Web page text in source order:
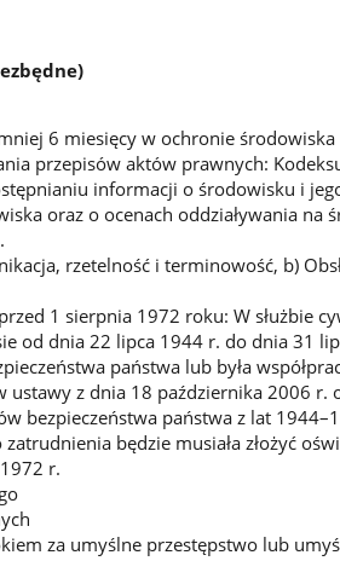
6 miesięcy w ochronie środowiska
przepisów aktów prawnych:
informacji o środowisku i
oraz o ocenach oddziaływania na
rzetelność i terminowość, b)
1 sierpnia 1972 roku: W służbie
od dnia 22 lipca 1944 r. do dnia 31
państwa lub była
z dnia 18 października 2006 r.
bezpieczeństwa państwa z lat
będzie musiała złożyć
r.
za umyślne przestępstwo lub